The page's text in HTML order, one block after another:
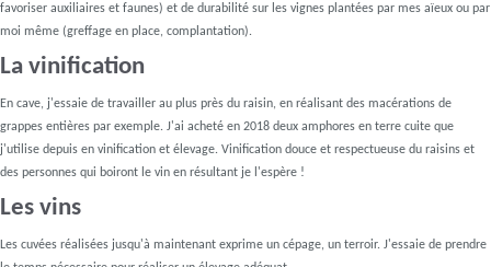
favoriser auxiliaires et faunes) et de durabilité sur les vignes plantées par mes aïeux ou par
moi même (greffage en place, complantation).
La vinification
En cave, j'essaie de travailler au plus près du raisin, en réalisant des macérations de
grappes entières par exemple. J'ai acheté en 2018 deux amphores en terre cuite que
j'utilise depuis en vinification et élevage. Vinification douce et respectueuse du raisins et
des personnes qui boiront le vin en résultant je l'espère !
Les vins
Les cuvées réalisées jusqu'à maintenant exprime un cépage, un terroir. J'essaie de prendre